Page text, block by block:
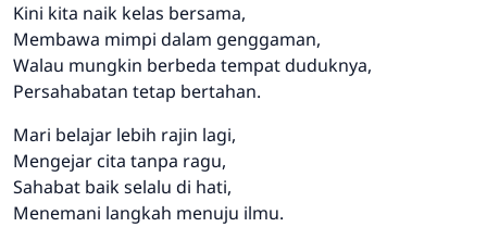
Kini kita naik kelas bersama,
Membawa mimpi dalam genggaman,
Walau mungkin berbeda tempat duduknya,
Persahabatan tetap bertahan.
Mari belajar lebih rajin lagi,
Mengejar cita tanpa ragu,
Sahabat baik selalu di hati,
Menemani langkah menuju ilmu.